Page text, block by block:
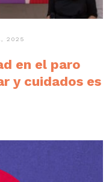
2025
en el paro
y cuidados es